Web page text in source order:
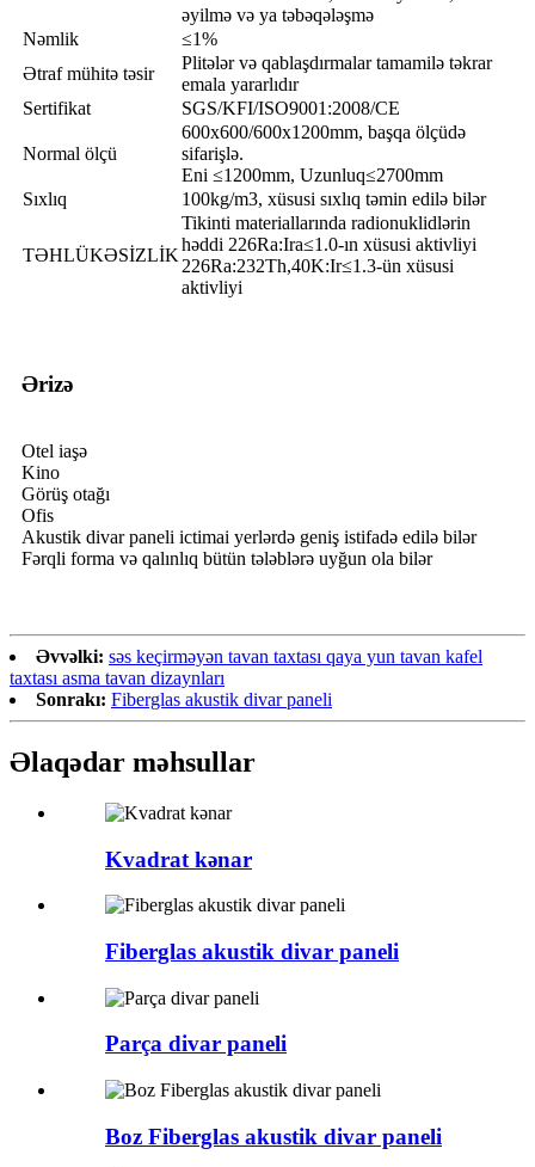
əyilmə və ya təbəqələşmə
Nəmlik
≤1%
Ətraf mühitə təsir
Plitələr və qablaşdırmalar tamamilə təkrar
emala yararlıdır
Sertifikat
SGS/KFI/ISO9001:2008/CE
Normal ölçü
600x600/600x1200mm, başqa ölçüdə
sifarişlə.
Eni ≤1200mm, Uzunluq≤2700mm
Sıxlıq
100kg/m3, xüsusi sıxlıq təmin edilə bilər
TƏHLÜKƏSİZLİK
Tikinti materiallarında radionuklidlərin
həddi 226Ra:Ira≤1.0-ın xüsusi aktivliyi
226Ra:232Th,40K:Ir≤1.3-ün xüsusi
aktivliyi
Ərizə
Otel iaşə
Kino
Görüş otağı
Ofis
Akustik divar paneli ictimai yerlərdə geniş istifadə edilə bilər
Fərqli forma və qalınlıq bütün tələblərə uyğun ola bilər
Əvvəlki: səs keçirməyən tavan taxtası qaya yun tavan kafel
taxtası asma tavan dizaynları
Sonrakı: Fiberglas akustik divar paneli
Əlaqədar məhsullar
Kvadrat kənar
Fiberglas akustik divar paneli
Parça divar paneli
Boz Fiberglas akustik divar paneli